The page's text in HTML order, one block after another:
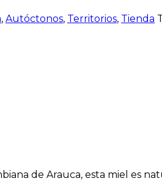
, Autóctonos, Territorios, Tienda
de Arauca, esta miel es